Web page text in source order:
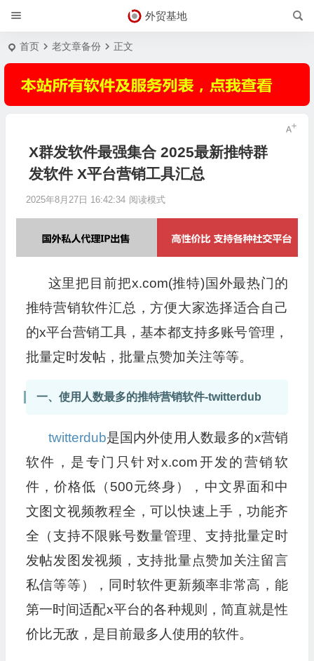
外贸基地
首页 老文章备份 正文
X群发软件最强集合 2025最新推特群
发软件 X平台营销工具汇总
2025年8月27日 16:42:34 阅读模式
这里把目前把x.com(推特)国外最热门的
推特营销软件汇总，方便大家选择适合自己
的x平台营销工具，基本都支持多账号管理，
批量定时发帖，批量点赞加关注等等。
一、使用人数最多的推特营销软件-twitterdub
twitterdub是国内外使用人数最多的x营销
软件，是专门只针对x.com开发的营销软
件，价格低（500元终身），中文界面和中
文图文视频教程全，可以快速上手，功能齐
全（支持不限账号数量管理、支持批量定时
发帖发图发视频，支持批量点赞加关注留言
私信等等），同时软件更新频率非常高，能
第一时间适配x平台的各种规则，简直就是性
价比无敌，是目前最多人使用的软件。